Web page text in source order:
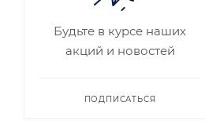
Будьте в курсе наших
акций и новостей
ПОДПИСАТЬСЯ